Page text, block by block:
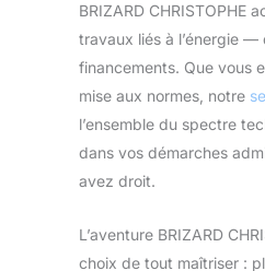
BRIZARD CHRISTOPHE
travaux liés à l’énergie —
financements. Que vous
mise aux normes, notre
l’ensemble du spectre
dans vos démarches
avez droit.
L’aventure BRIZARD
choix de tout maîtriser :